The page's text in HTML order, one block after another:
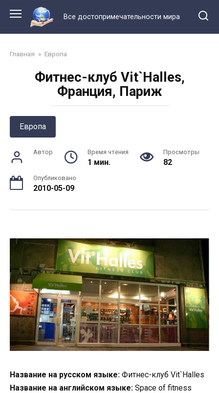
контенту
Все достопримечательности мира
Главная » Европа
Фитнес-клуб Vit`Halles,
Франция, Париж
Европа
Автор Время чтения
1 мин.
Просмотры
82
Опубликовано
2010-05-09
Название на русском языке: Фитнес-клуб Vit`Halles
Название на английском языке: Space of fitness